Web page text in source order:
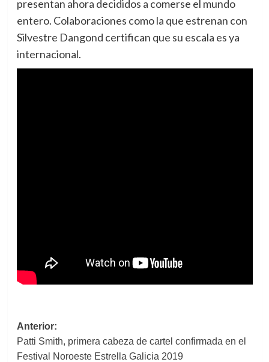
presentan ahora decididos a comerse el mundo
entero. Colaboraciones como la que estrenan con
Silvestre Dangond certifican que su escala es ya
internacional.
Navegación
de
Anterior:
Patti Smith, primera cabeza de cartel confirmada en el
Festival Noroeste Estrella Galicia 2019